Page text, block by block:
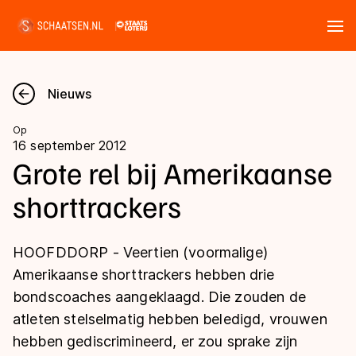
Nieuws
Kalender
Disciplines
Langebaan
Shorttrack
Inlineskaten
Uitslagen
Langebaan
Shorttrack
Marathon
Tijden & historie
Ranglijsten Langebaan
Nieuws
Op
16 september 2012
Grote rel bij Amerikaanse
shorttrackers
HOOFDDORP - Veertien (voormalige)
Amerikaanse shorttrackers hebben drie
bondscoaches aangeklaagd. Die zouden de
atleten stelselmatig hebben beledigd, vrouwen
hebben gediscrimineerd, er zou sprake zijn